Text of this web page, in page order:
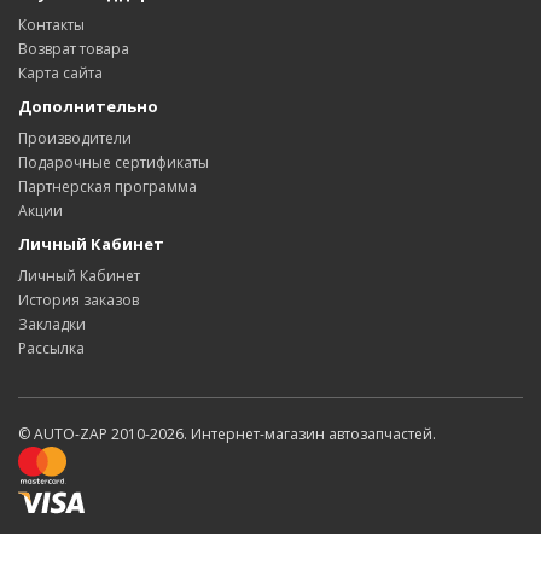
Контакты
Возврат товара
Карта сайта
Дополнительно
Производители
Подарочные сертификаты
Партнерская программа
Акции
Личный Кабинет
Личный Кабинет
История заказов
Закладки
Рассылка
© AUTO-ZAP 2010-2026. Интернет-магазин автозапчастей.